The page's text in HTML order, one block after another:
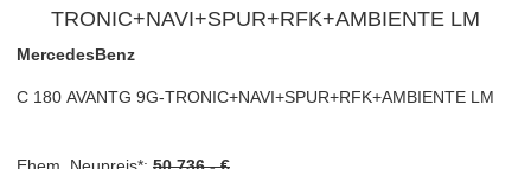
MercedesBenz
C 180 AVANTG 9G-TRONIC+NAVI+SPUR+RFK+AMBIENTE LM